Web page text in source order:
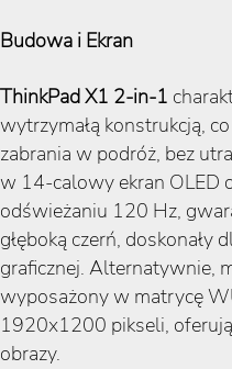
Budowa i Ekran
ThinkPad X1 2-in-1
wytrzymałą konstrukcją,
zabrania w podróż, bez
w 14-calowy ekran OLED
odświeżaniu 120 Hz,
głęboką czerń, doskonały
graficznej. Alternatywnie,
wyposażony w matrycę
1920x1200 pikseli,
obrazy.